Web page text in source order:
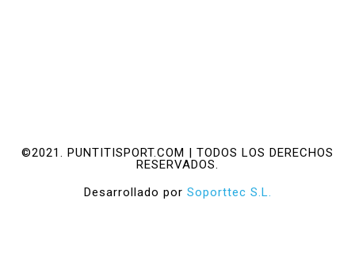
©2021. PUNTITISPORT.COM | TODOS LOS DERECHOS
RESERVADOS.
Desarrollado por Soporttec S.L.